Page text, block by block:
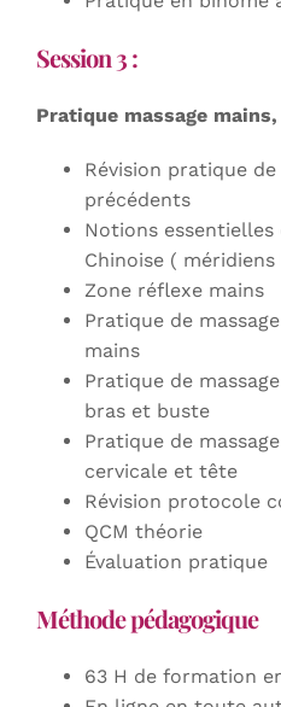
Session 3 :
Pratique massage
Révision pratique
précédents
Notions essentielles
Chinoise (
Zone réflexe mains
Pratique de
mains
Pratique de
bras et buste
Pratique de
cervicale et tête
Révision protocole
QCM théorie
Évaluation pratique
Méthode pédagogique
63 H de formation